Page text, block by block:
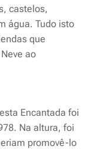
castelos,
água. Tudo isto
que
ao
Encantada foi
Na altura, foi
promovê-lo